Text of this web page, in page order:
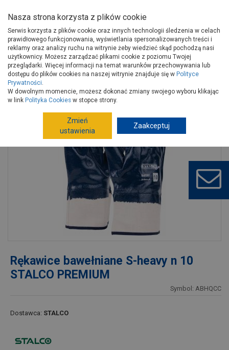
Strona główna Narzędzia Artykuły BHP
Rękawice
Rękawice
Rękawice bawełniane S-heavy n 10 STALCO PREMIUM
Rękawice bawełniane S-heavy n 10
STALCO PREMIUM
Symbol: ABHQCC
Dostawca: STALCO
Nasza strona korzysta z plików cookie
Serwis korzysta z plików cookie oraz innych technologii śledzenia w celach
prawidłowego funkcjonowania, wyświetlania spersonalizowanych treści i
reklamy oraz analizy ruchu na witrynie żeby wiedzieć skąd pochodzą nasi
użytkownicy. Możesz zarządzać plikami cookie z poziomu Twojej
przeglądarki. Więcej informacji na temat warunków przechowywania lub
dostępu do plików cookies na naszej witrynie znajduje się w Polityce
Prywatności.
W dowolnym momencie, możesz dokonać zmiany swojego wyboru klikając
w link Polityka Cookies w stopce strony.
Zmień
ustawienia
Zaakceptuj